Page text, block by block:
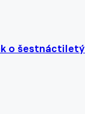
o šestnáctiletý